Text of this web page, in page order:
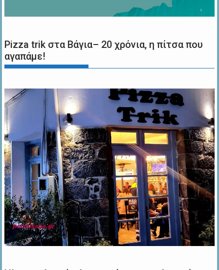
Pizza trik στα Βάγια– 20 χρόνια, η πίτσα που
αγαπάμε!